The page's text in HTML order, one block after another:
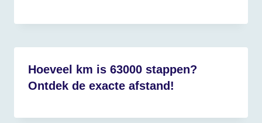
Hoeveel km is 63000 stappen?
Ontdek de exacte afstand!